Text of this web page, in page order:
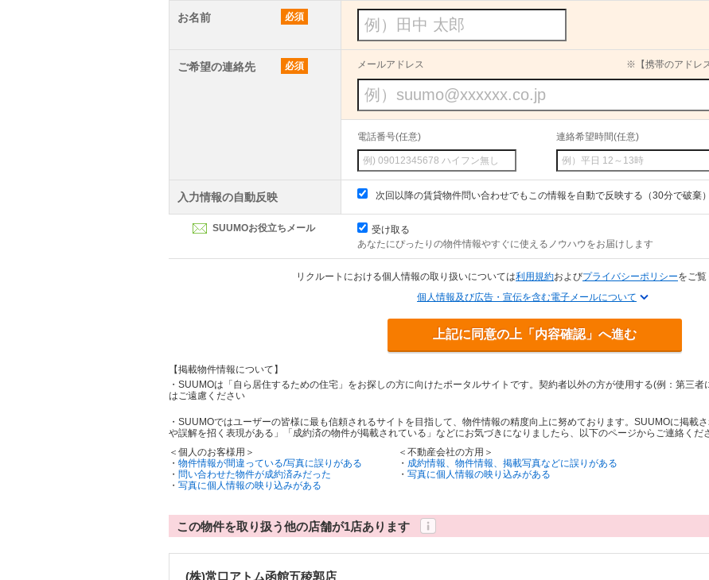
お名前 必須
ご希望の連絡先 必須 メールアドレス ※【携帯のアドレ
電話番号(任意) 連絡希望時間(任意)
入力情報の自動反映 次回以降の賃貸物件問い合わせでもこの情報を自動で反映する（30分で破棄）
SUUMOお役立ちメール
受け取る
あなたにぴったりの物件情報やすぐに使えるノウハウをお届けします
リクルートにおける個人情報の取り扱いについては利用規約およびプライバシーポリシーをご
個人情報及び広告・宣伝を含む電子メールについて
上記に同意の上「内容確認」へ進む
【掲載物件情報について】
・SUUMOは「自ら居住するための住宅」をお探しの方に向けたポータルサイトです。契約者以外の方が使用する(例：第三
はご遠慮ください
・SUUMOではユーザーの皆様に最も信頼されるサイトを目指して、物件情報の精度向上に努めております。SUUMOに掲載
や誤解を招く表現がある」「成約済の物件が掲載されている」などにお気づきになりましたら、以下のページからご連絡くだ
＜個人のお客様用＞
・ 物件情報が間違っている/写真に誤りがある
・ 問い合わせた物件が成約済みだった
・ 写真に個人情報の映り込みがある
＜不動産会社の方用＞
・ 成約情報、物件情報、掲載写真などに誤りがある
・ 写真に個人情報の映り込みがある
この物件を取り扱う他の店舗が1店あります
(株)常口アトム函館五稜郭店